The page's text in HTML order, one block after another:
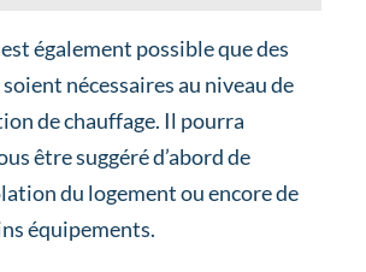
également possible que des
nécessaires au niveau de
de chauffage. Il pourra
être suggéré d’abord de
du logement ou encore de
équipements.